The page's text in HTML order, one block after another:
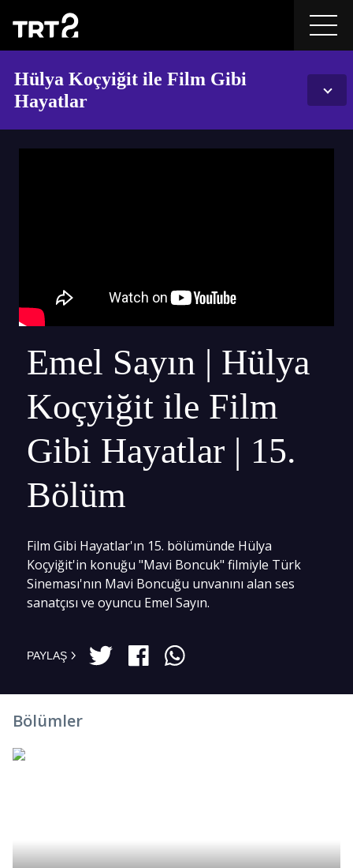
Hülya Koçyiğit ile Film Gibi
Hayatlar
Emel Sayın | Hülya
Koçyiğit ile Film
Gibi Hayatlar | 15.
Bölüm
Film Gibi Hayatlar'ın 15. bölümünde Hülya
Koçyiğit'in konuğu "Mavi Boncuk" filmiyle Türk
Sineması'nın Mavi Boncuğu unvanını alan ses
sanatçısı ve oyuncu Emel Sayın.
PAYLAŞ
Bölümler